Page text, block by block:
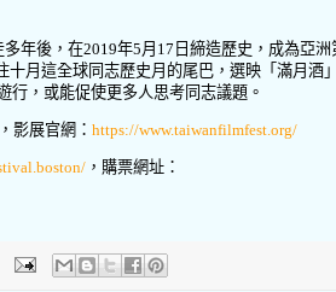
多年後，在2019年5 月 17 日締造歷史，成為亞洲
十月這全球同志歷史月的尾巴，選映「滿月酒
行，或能促使更多人思考同志議題。
影展官網： https://www.taiwanfilmfest.org/
，購票網址：